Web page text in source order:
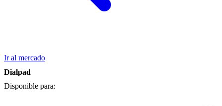
Ir al mercado
Dialpad
Disponible para: